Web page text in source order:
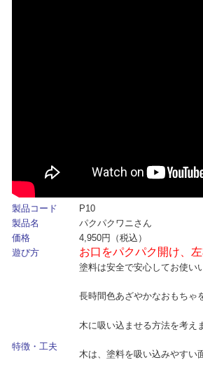
製品コード
P10
製品名
パクパクワニさん
価格
4,950円（税込）
遊び方
お口をパクパク開け、
特徴・工夫
塗料は安全で安心してお使い
長時間色あざやかなおもちゃ
木に吸い込ませる方法を考え
木は、塗料を吸い込みやすい